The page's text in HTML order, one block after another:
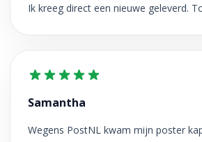
Ik kreeg direct een nieuwe geleverd.
Samantha
Wegens PostNL kwam mijn poster